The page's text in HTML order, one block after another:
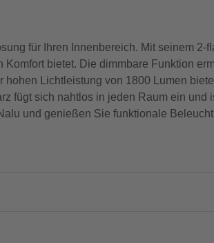
für Ihren Innenbereich. Mit seinem 2-
bietet. Die dimmbare Funktion
Lichtleistung von 1800 Lumen
fügt sich nahtlos in jeden Raum ein und
und genießen Sie funktionale